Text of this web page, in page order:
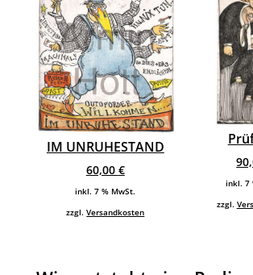
IM UNRUHESTAND
60,00 €
inkl. 7 % MwSt.
zzgl.Versandkosten
inkl. 7
zzgl.